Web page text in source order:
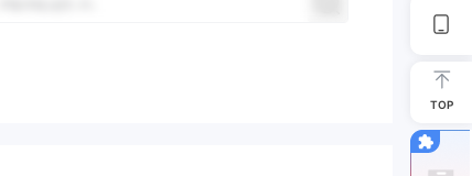
TOP